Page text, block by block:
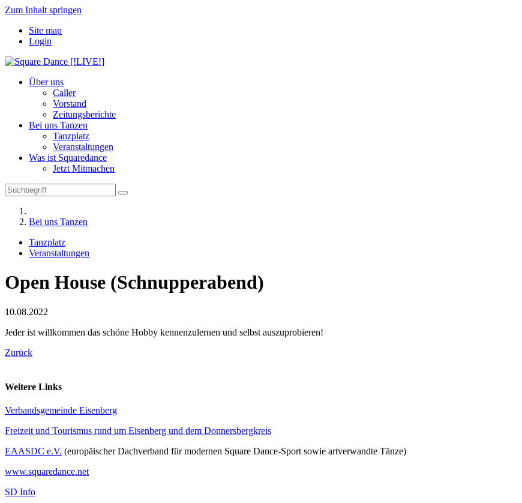
Zum Inhalt springen
Site map
Login
Über uns
Caller
Vorstand
Zeitungsberichte
Bei uns Tanzen
Tanzplatz
Veranstaltungen
Was ist Squaredance
Jetzt Mitmachen
Bei uns Tanzen
Tanzplatz
Veranstaltungen
Open House (Schnupperabend)
10.08.2022
Jeder ist willkommen das schöne Hobby kennenzulernen und selbst auszuprobieren!
Zurück
Weitere Links
Verbandsgemeinde Eisenberg
Freizeit und Tourismus rund um Eisenberg und dem Donnersbergkreis
EAASDC e.V. (europäischer Dachverband für modernen Square Dance-Sport sowie artverwandte Tänze)
www.squaredance.net
SD Info